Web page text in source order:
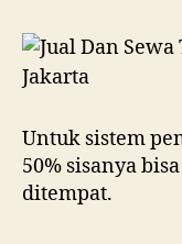
Untuk sistem
50% sisanya
ditempat.